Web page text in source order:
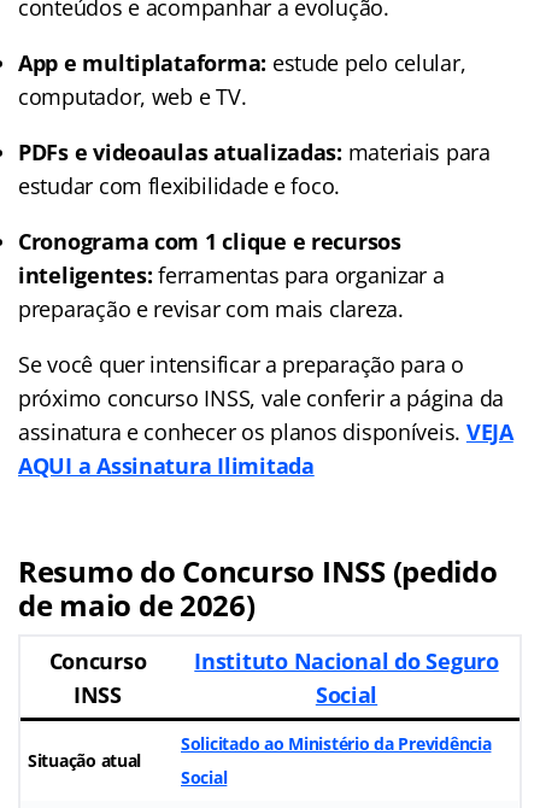
conteúdos e acompanhar a evolução.
App e multiplataforma: estude pelo celular,
computador, web e TV.
PDFs e videoaulas atualizadas: materiais para
estudar com flexibilidade e foco.
Cronograma com 1 clique e recursos
inteligentes: ferramentas para organizar a
preparação e revisar com mais clareza.
Se você quer intensificar a preparação para o
próximo concurso INSS, vale conferir a página da
assinatura e conhecer os planos disponíveis. VEJA
AQUI a Assinatura Ilimitada
Resumo do Concurso INSS (pedido
de maio de 2026)
Concurso
INSS
Instituto Nacional do Seguro
Social
Situação atual
Solicitado ao Ministério da Previdência
Social